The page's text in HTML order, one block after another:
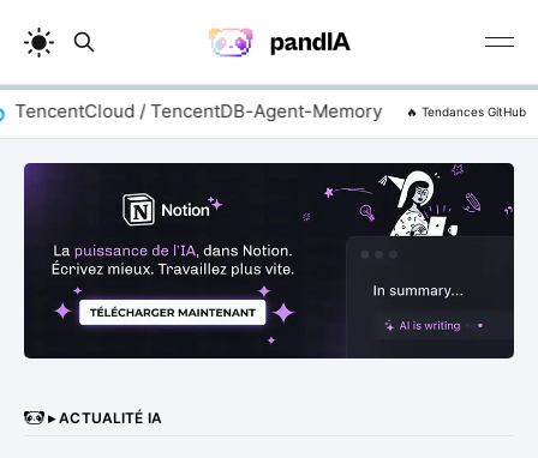
TencentCloud / TencentDB-Agent-Memory 🔥 Tendances GitHub
▸ ACTUALITÉ IA